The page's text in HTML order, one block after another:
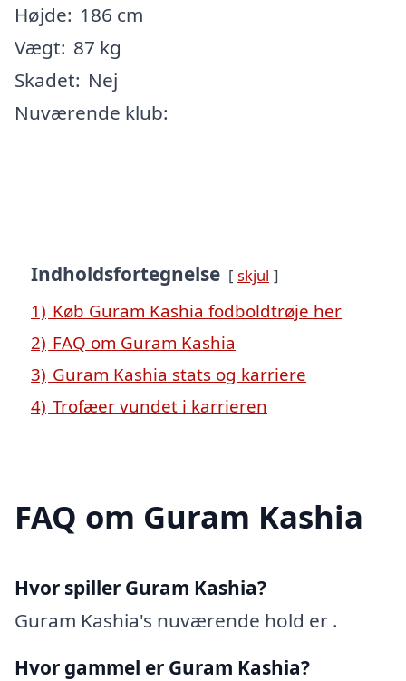
Højde: 186 cm
Vægt: 87 kg
Skadet: Nej
Nuværende klub:
Indholdsfortegnelse skjul
1) Køb Guram Kashia fodboldtrøje her
2) FAQ om Guram Kashia
3) Guram Kashia stats og karriere
4) Trofæer vundet i karrieren
FAQ om Guram Kashia
Hvor spiller Guram Kashia?
Guram Kashia's nuværende hold er .
Hvor gammel er Guram Kashia?